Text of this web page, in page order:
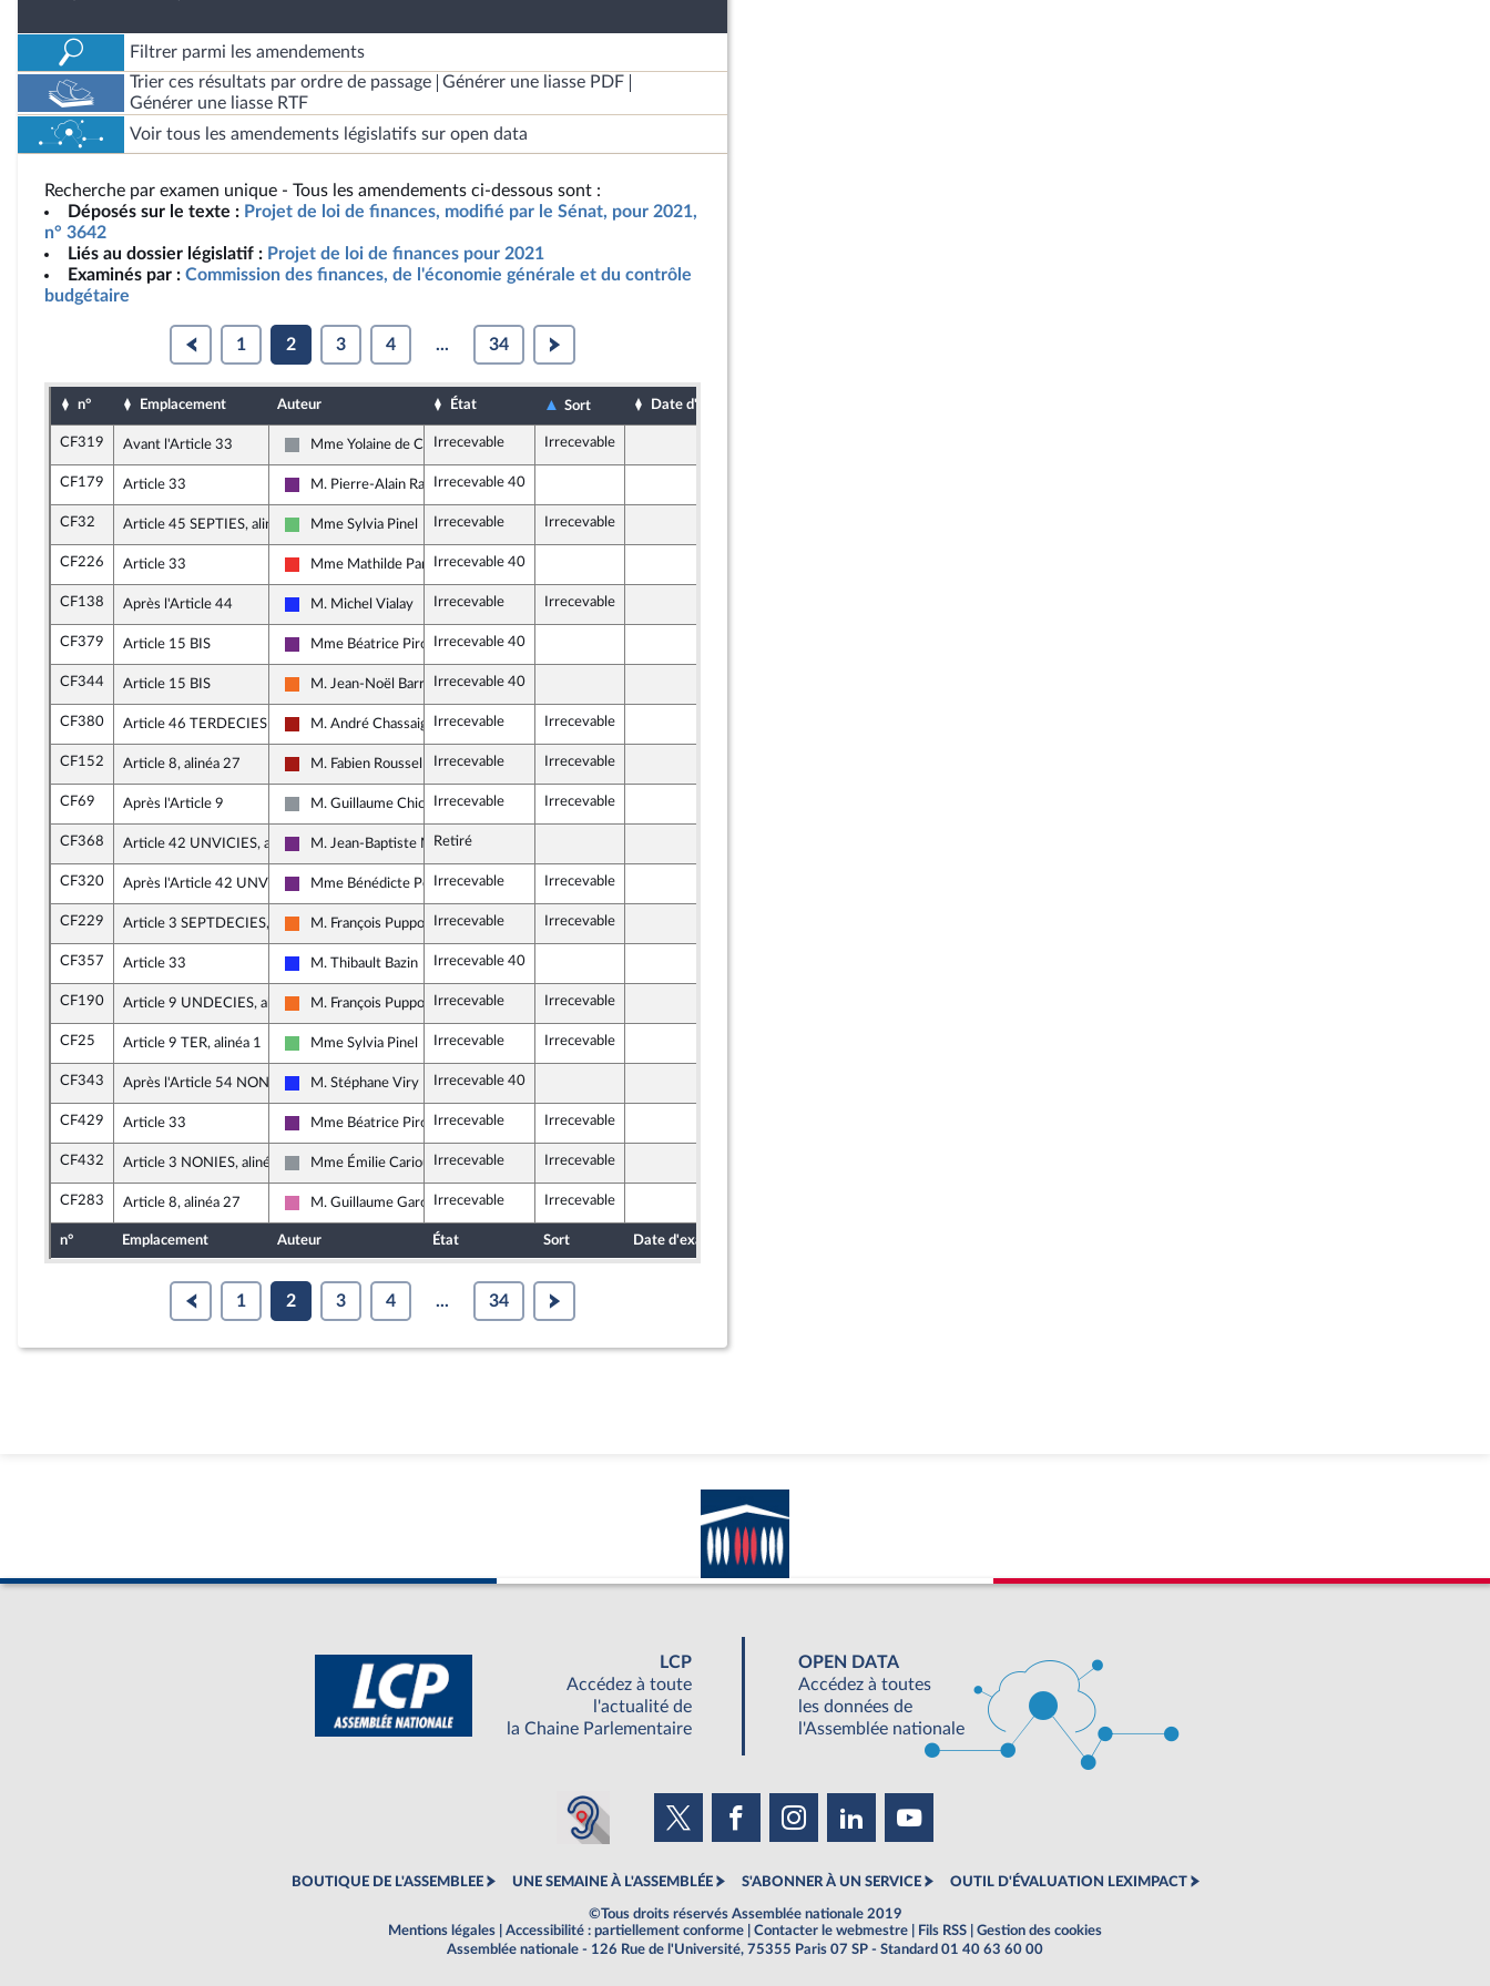
Filtrer parmi les amendements
Trier ces résultats par ordre de passage
Générer une liasse PDF
Générer une liasse RTF
Voir tous les amendements législatifs sur open data
Recherche par examen unique - Tous les amendements ci-dessous sont :
Déposés sur le texte : Projet de loi de finances, modifié par le Sénat, pour 2021,
n° 3642
Liés au dossier législatif : Projet de loi de finances pour 2021
Examinés par : Commission des finances, de l'économie générale et du contrôle
budgétaire
1 2 3 4 ... 34
n° Emplacement Auteur État Sort Date d'examen
CF319 Avant l'Article 33
Non inscrit
Mme Yolaine de CoursonIrrecevable Irrecevable
CF179 Article 33
La République en Marche
M. Pierre-Alain RaphanIrrecevable 40
CF32 Article 45 SEPTIES, alinéa 2
Libertés et Territoires
Mme Sylvia Pinel Irrecevable Irrecevable
CF226 Article 33
La France insoumise
Mme Mathilde PanotIrrecevable 40
CF138 Après l'Article 44
Les Républicains
M. Michel Vialay Irrecevable Irrecevable
CF379 Article 15 BIS
La République en Marche
Mme Béatrice Piron Irrecevable 40
CF344 Article 15 BIS
Mouvement Démocrate (MoDem) et Démocrates apparentés
M. Jean-Noël BarrotIrrecevable 40
CF380 Article 46 TERDECIES A, alinéa 1
Gauche démocrate et républicaine
M. André ChassaigneIrrecevable Irrecevable
CF152 Article 8, alinéa 27
Gauche démocrate et républicaine
M. Fabien Roussel Irrecevable Irrecevable
CF69 Après l'Article 9
Non inscrit
M. Guillaume ChicheIrrecevable Irrecevable
CF368 Article 42 UNVICIES, alinéa 1
La République en Marche
M. Jean-Baptiste Moreau
Retiré
CF320 Après l'Article 42 UNVICIES
La République en Marche
Mme Bénédicte PeyrolIrrecevable Irrecevable
CF229 Article 3 SEPTDECIES, alinéa 2
Mouvement Démocrate (MoDem) et Démocrates apparentés
M. François Pupponi Irrecevable Irrecevable
CF357 Article 33
Les Républicains
M. Thibault Bazin Irrecevable 40
CF190 Article 9 UNDECIES, alinéa 2
Mouvement Démocrate (MoDem) et Démocrates apparentés
M. François Pupponi Irrecevable Irrecevable
CF25 Article 9 TER, alinéa 1
Libertés et Territoires
Mme Sylvia Pinel Irrecevable Irrecevable
CF343 Après l'Article 54 NONIES
Les Républicains
M. Stéphane Viry Irrecevable 40
CF429 Article 33
La République en Marche
Mme Béatrice Piron Irrecevable Irrecevable
CF432 Article 3 NONIES, alinéa 4
Non inscrit
Mme Émilie Cariou Irrecevable Irrecevable
CF283 Article 8, alinéa 27
Socialistes et apparentés
M. Guillaume Garot Irrecevable Irrecevable
n° Emplacement Auteur État Sort Date d'examen
1 2 3 4 ... 34
LCP
Accédez à toute
l'actualité de
la Chaine Parlementaire
OPEN DATA
Accédez à toutes
les données de
l'Assemblée nationale
BOUTIQUE DE L'ASSEMBLEE UNE SEMAINE À L'ASSEMBLÉE S'ABONNER À UN SERVICE OUTIL D'ÉVALUATION LEXIMPACT
©Tous droits réservés Assemblée nationale 2019
Mentions légales
Accessibilité : partiellement conforme Contacter le webmestre Fils RSS
Gestion des cookies
Assemblée nationale - 126 Rue de l'Université, 75355 Paris 07 SP - Standard 01 40 63 60 00